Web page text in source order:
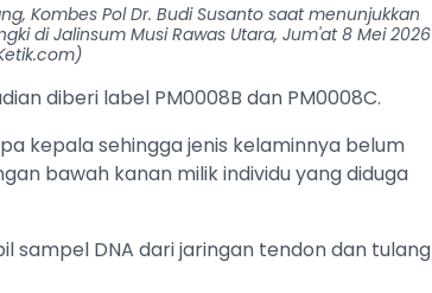
Kombes Pol Dr. Budi Susanto saat menunjukkan
di Jalinsum Musi Rawas Utara, Jum'at 8 Mei 2026
diberi label PM0008B dan PM0008C.
kepala sehingga jenis kelaminnya belum
bawah kanan milik individu yang diduga
sampel DNA dari jaringan tendon dan tulang